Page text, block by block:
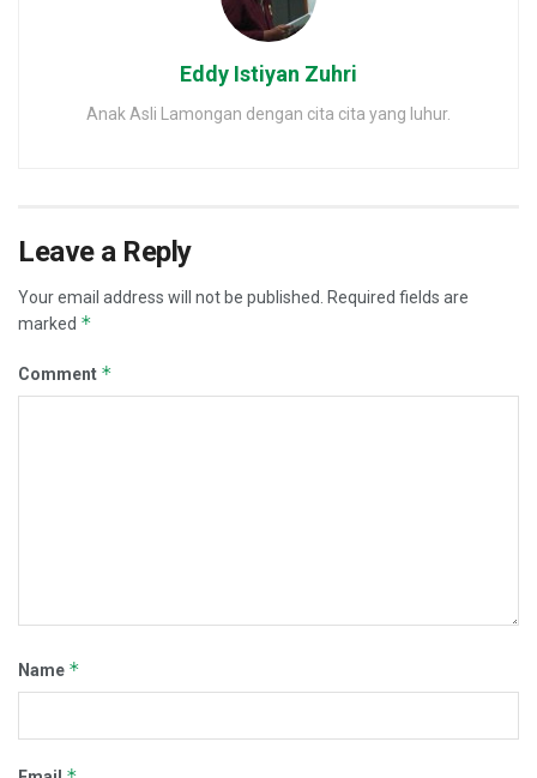
Eddy Istiyan Zuhri
Anak Asli Lamongan dengan cita cita yang luhur.
Leave a Reply
Your email address will not be published.
Required fields are
marked *
Comment *
Name *